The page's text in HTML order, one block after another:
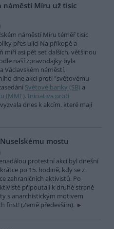
náměstí Míru už tisíc
náměstí Míru téměř tisíc
přes ulici Na příkopě a
míří asi pět set dalších, většinou
naší zpravodajky byla
Václavském náměstí.
dne akcí proti "světovému
Světové banky (SB) a
(MMF). Iniciativa proti
vyzvala dnes k akcím, které mají
mostu
protestní akcí byl dnešní
po 15. hodině, kdy se z
zahraničních aktivistů. Po
připoutali k druhé straně
s anarchistickým motivem
first! (Země především).